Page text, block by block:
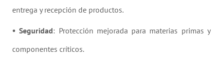
entrega y recepción de productos.
• Seguridad: Protección mejorada para materias primas y
componentes críticos.